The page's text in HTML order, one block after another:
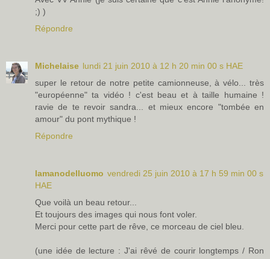
;) )
Répondre
Michelaise lundi 21 juin 2010 à 12 h 20 min 00 s HAE
super le retour de notre petite camionneuse, à vélo... très
"européenne" ta vidéo ! c'est beau et à taille humaine !
ravie de te revoir sandra... et mieux encore "tombée en
amour" du pont mythique !
Répondre
lamanodelluomo vendredi 25 juin 2010 à 17 h 59 min 00 s
HAE
Que voilà un beau retour...
Et toujours des images qui nous font voler.
Merci pour cette part de rêve, ce morceau de ciel bleu.
(une idée de lecture : J'ai rêvé de courir longtemps / Ron